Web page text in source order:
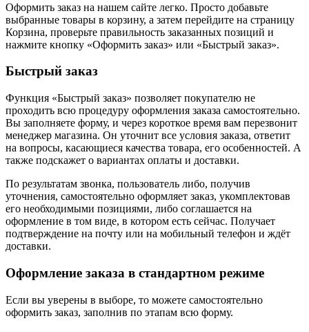
Оформить заказ на нашем сайте легко. Просто добавьте
выбранные товары в корзину, а затем перейдите на страницу
Корзина, проверьте правильность заказанных позиций и
нажмите кнопку «Оформить заказ» или «Быстрый заказ».
Быстрый заказ
Функция «Быстрый заказ» позволяет покупателю не
проходить всю процедуру оформления заказа самостоятельно.
Вы заполняете форму, и через короткое время вам перезвонит
менеджер магазина. Он уточнит все условия заказа, ответит
на вопросы, касающиеся качества товара, его особенностей. А
также подскажет о вариантах оплаты и доставки.
По результатам звонка, пользователь либо, получив
уточнения, самостоятельно оформляет заказ, укомплектовав
его необходимыми позициями, либо соглашается на
оформление в том виде, в котором есть сейчас. Получает
подтверждение на почту или на мобильный телефон и ждёт
доставки.
Оформление заказа в стандартном режиме
Если вы уверены в выборе, то можете самостоятельно
оформить заказ, заполнив по этапам всю форму.